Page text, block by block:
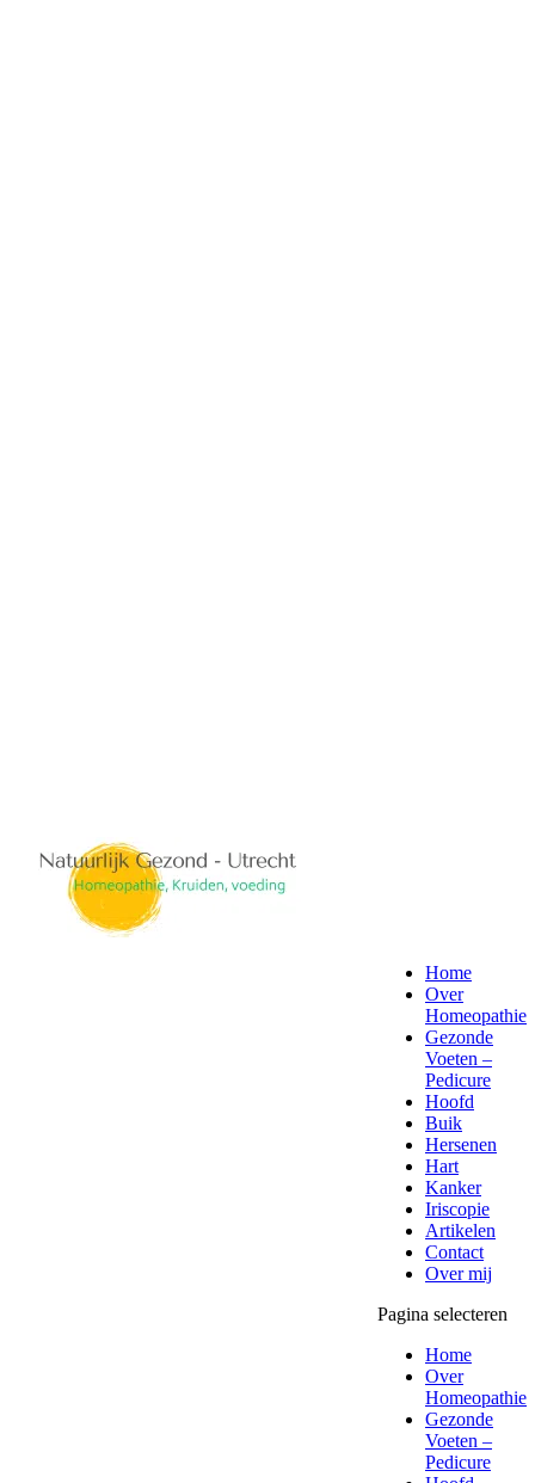
Home
Over
Homeopathie
Gezonde
Voeten –
Pedicure
Hoofd
Buik
Hersenen
Hart
Kanker
Iriscopie
Artikelen
Contact
Over mij
Pagina selecteren
Home
Over
Homeopathie
Gezonde
Voeten –
Pedicure